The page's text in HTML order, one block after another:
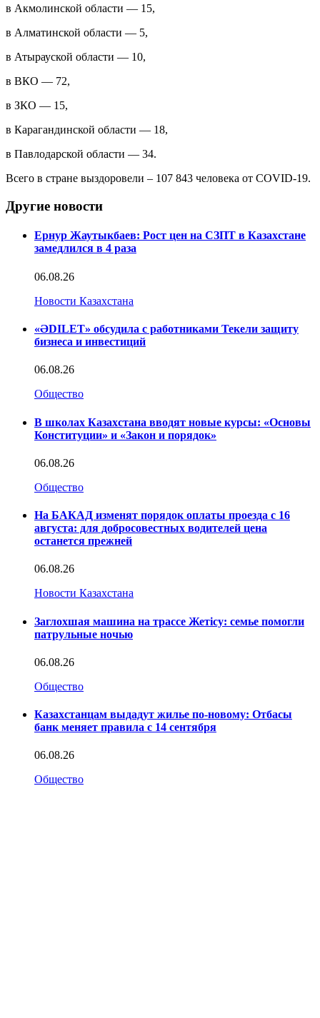
в Акмолинской области — 15,
в Алматинской области — 5,
в Атырауской области — 10,
в ВКО — 72,
в ЗКО — 15,
в Карагандинской области — 18,
в Павлодарской области — 34.
Всего в стране выздоровели – 107 843 человека от COVID-19.
Другие новости
Ернур Жаутыкбаев: Рост цен на СЗПТ в Казахстане
замедлился в 4 раза
06.08.26
Новости Казахстана
«ӘDILET» обсудила с работниками Текели защиту
бизнеса и инвестиций
06.08.26
Общество
В школах Казахстана вводят новые курсы: «Основы
Конституции» и «Закон и порядок»
06.08.26
Общество
На БАКАД изменят порядок оплаты проезда с 16
августа: для добросовестных водителей цена
останется прежней
06.08.26
Новости Казахстана
Заглохшая машина на трассе Жетісу: семье помогли
патрульные ночью
06.08.26
Общество
Казахстанцам выдадут жилье по-новому: Отбасы
банк меняет правила с 14 сентября
06.08.26
Общество